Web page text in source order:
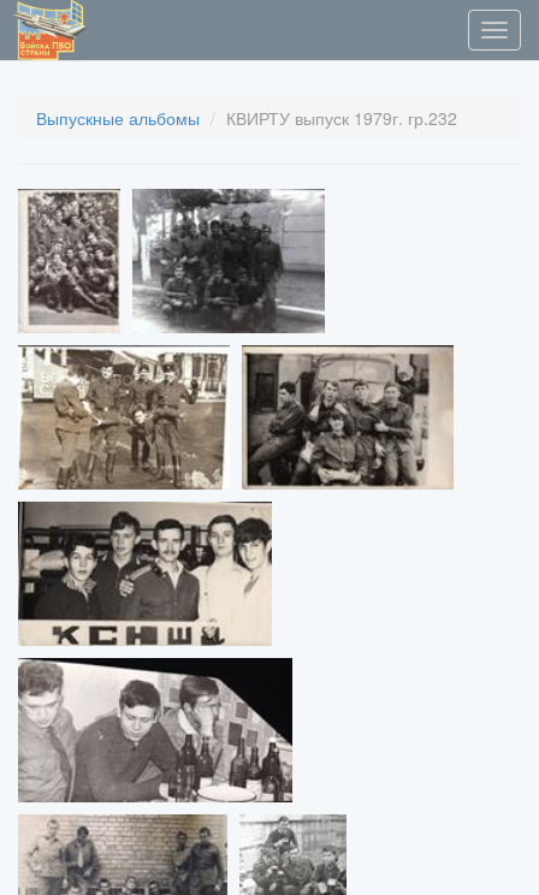
Выпускные альбомы КВИРТУ выпуск 1979г. гр.232